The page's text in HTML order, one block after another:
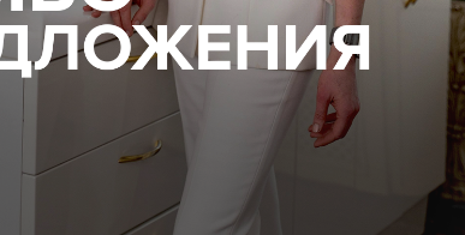
Контакты органов исполнительной
власти в сфере охраны здоровья
граждан